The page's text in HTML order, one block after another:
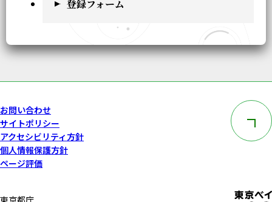
登録フォーム
お問い合わせ
サイトポリシー
アクセシビリティ方針
個人情報保護方針
ページ評価
このペー
東京都庁